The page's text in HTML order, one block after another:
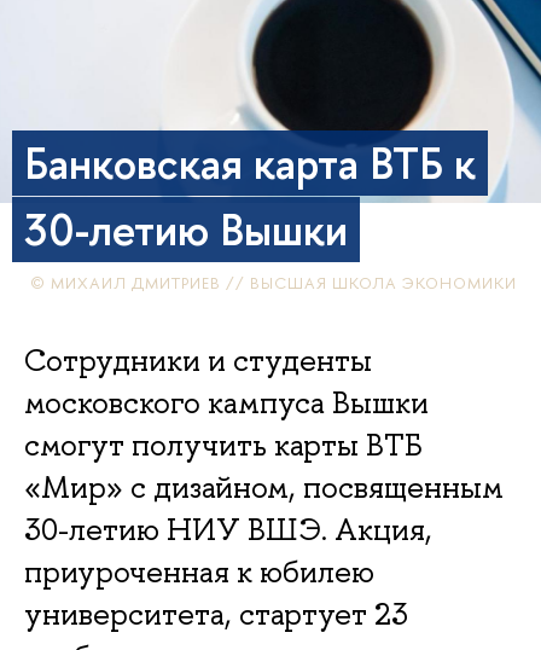
Банковская карта ВТБ к
30-летию Вышки
© МИХАИЛ ДМИТРИЕВ // ВЫСШАЯ ШКОЛА ЭКОНОМИКИ
Сотрудники и студенты
московского кампуса Вышки
смогут получить карты ВТБ
«Мир» с дизайном, посвященным
30-летию НИУ ВШЭ. Акция,
приуроченная к юбилею
университета, стартует 23